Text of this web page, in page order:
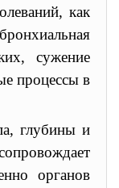
как
сужение
процессы в
глубины и
органов